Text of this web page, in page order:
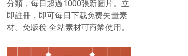
分類，每日超過1000張新圖片。立
即註冊，即可每日下载免费矢量素
材。免版稅 全站素材可商業使用。